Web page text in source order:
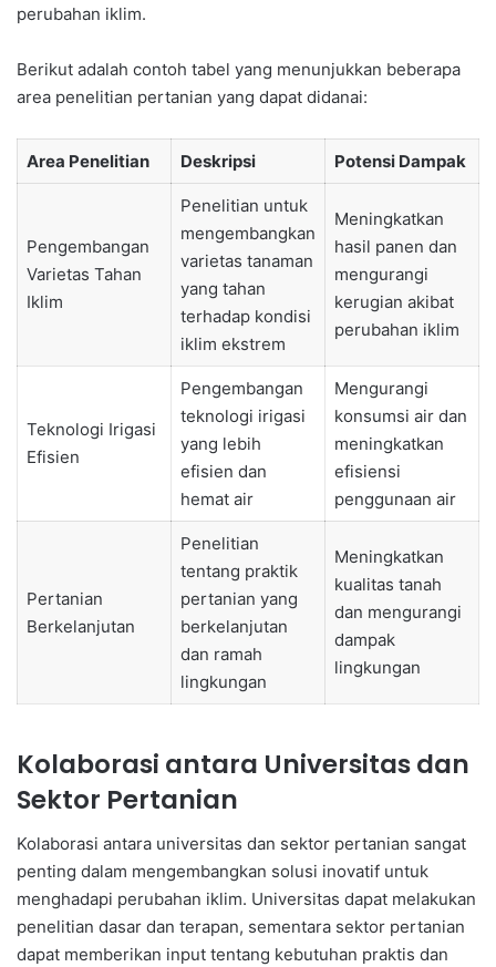
perubahan iklim.
Berikut adalah contoh tabel yang menunjukkan beberapa
area penelitian pertanian yang dapat didanai:
Area Penelitian Deskripsi Potensi Dampak
Pengembangan
Varietas Tahan
Iklim
Penelitian untuk
mengembangkan
varietas tanaman
yang tahan
terhadap kondisi
iklim ekstrem
Meningkatkan
hasil panen dan
mengurangi
kerugian akibat
perubahan iklim
Teknologi Irigasi
Efisien
Pengembangan
teknologi irigasi
yang lebih
efisien dan
hemat air
Mengurangi
konsumsi air dan
meningkatkan
efisiensi
penggunaan air
Pertanian
Berkelanjutan
Penelitian
tentang praktik
pertanian yang
berkelanjutan
dan ramah
lingkungan
Meningkatkan
kualitas tanah
dan mengurangi
dampak
lingkungan
Kolaborasi antara Universitas dan
Sektor Pertanian
Kolaborasi antara universitas dan sektor pertanian sangat
penting dalam mengembangkan solusi inovatif untuk
menghadapi perubahan iklim. Universitas dapat melakukan
penelitian dasar dan terapan, sementara sektor pertanian
dapat memberikan input tentang kebutuhan praktis dan